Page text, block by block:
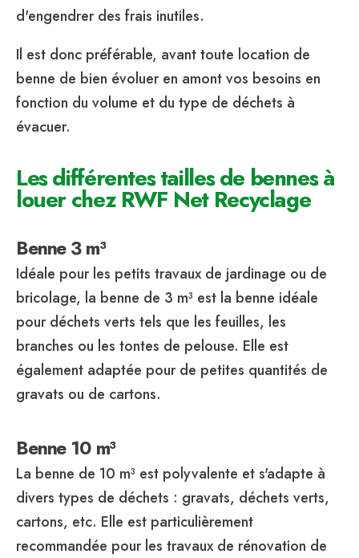
d'engendrer des frais inutiles.
Il est donc préférable, avant toute location de
benne de bien évoluer en amont vos besoins en
fonction du volume et du type de déchets à
évacuer.
Les différentes tailles de bennes à
louer chez RWF Net Recyclage
Benne 3 m³
Idéale pour les petits travaux de jardinage ou de
bricolage, la benne de 3 m³ est la benne idéale
pour déchets verts tels que les feuilles, les
branches ou les tontes de pelouse. Elle est
également adaptée pour de petites quantités de
gravats ou de cartons.
Benne 10 m³
La benne de 10 m³ est polyvalente et s'adapte à
divers types de déchets : gravats, déchets verts,
cartons, etc. Elle est particulièrement
recommandée pour les travaux de rénovation de